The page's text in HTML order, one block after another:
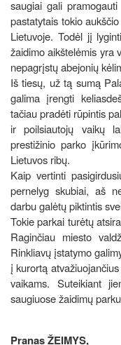
saugiai gali
pastatytais tokio
Lietuvoje. Todėl jį
žaidimo aikštelėmis yra
nepagrįstų abejonių
Iš tiesų, už tą sumą
galima įrengti
tačiau pradėti rūpintis
ir poilsiautojų vaikų
prestižinio parko
Lietuvos ribų.
Kaip vertinti
pernelyg skubiai, aš
darbu galėtų piktintis
Tokie parkai turėtų
Raginčiau miesto
Rinkliavų įstatymo
į kurortą
vaikams. Suteikiant
saugiuose žaidimų
Pranas ŽEIMYS,